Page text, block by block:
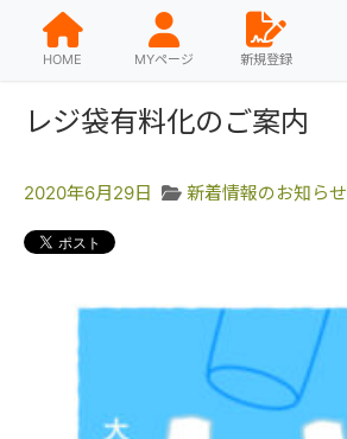
HOME MYページ 新規登録
レジ袋有料化のご案内
2020年6月29日 新着情報のお知らせ